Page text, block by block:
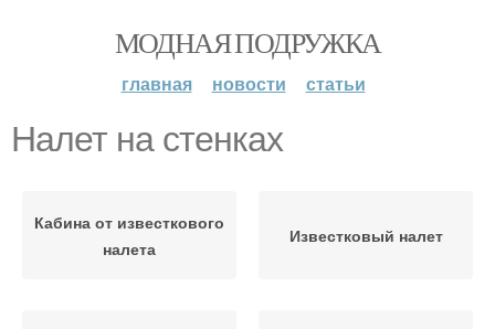
МОДНАЯ ПОДРУЖКА
главная новости статьи
Налет на стенках
Кабина от известкового
налета
Известковый налет